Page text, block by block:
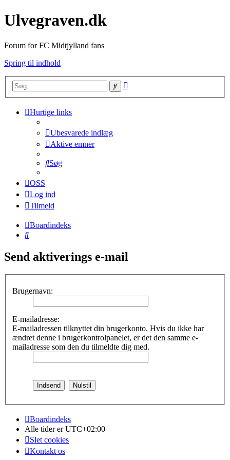
Ulvegraven.dk
Forum for FC Midtjylland fans
Spring til indhold
Søg
Hurtige links
Ubesvarede indlæg
Aktive emner
Søg
OSS
Log ind
Tilmeld
Boardindeks
Søg
Send aktiverings e-mail
Brugernavn:
E-mailadresse:
E-mailadressen tilknyttet din brugerkonto. Hvis du ikke har
ændret denne i brugerkontrolpanelet, er det den samme e-
mailadresse som den du tilmeldte dig med.
Boardindeks
Alle tider erUTC+02:00
Slet cookies
Kontakt os